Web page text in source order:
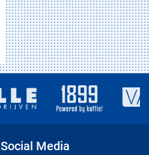
Social Media